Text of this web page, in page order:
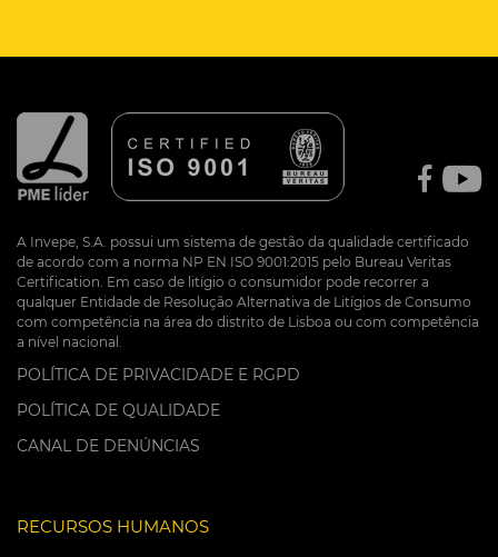
A Invepe, S.A. possui um sistema de gestão da qualidade certificado
de acordo com a norma NP EN ISO 9001:2015 pelo Bureau Veritas
Certification. Em caso de litígio o consumidor pode recorrer a
qualquer Entidade de Resolução Alternativa de Litígios de Consumo
com competência na área do distrito de Lisboa ou com competência
a nível nacional.
POLÍTICA DE PRIVACIDADE E RGPD
POLÍTICA DE QUALIDADE
CANAL DE DENÚNCIAS
RECURSOS HUMANOS